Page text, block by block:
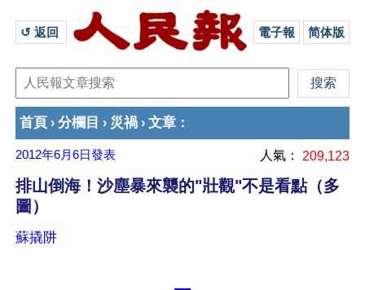
↺ 返回 電子報 简体版
首頁 › 分欄目 › 災禍 › 文章 ：
2012年6月6日發表 人氣： 209,123
排山倒海！沙塵暴來襲的"壯觀"不是看點（多
圖）
蘇撬阱